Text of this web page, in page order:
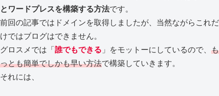
とワードプレスを構築する方法です。
前回の記事ではドメインを取得しましたが、当然ながらこれだ
けではブログはできません。
グロスメでは「 誰でもできる 」をモットーにしているので、 も
っとも簡単でしかも早い方法で構築していきます。
それには、